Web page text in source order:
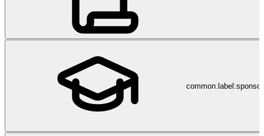
soignante de qualité en leur garantissant un accompagnement de
proximité et de bienveillance. > L’Hôpital de Rolle est un centre de
pneumologie reconnu. Il admet toute personne nécessitant un séjour
individuelles réparties sur deux bâtiments (« Les Cèdres » et « Les
Magnolias ») et sont adaptées aux besoins médicaux en gériatrie et
psycho-gériatrie. Nous rejoindre, c'est saisir l'opportunité d’œuvrer
quotidiennement avec plus de 900 collaborateur·rices afin d'assurer
la santé et le bien-être des patient·es et de leur famille.